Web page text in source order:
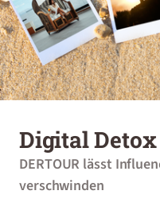
Digital Detox
DERTOUR lässt
verschwinden